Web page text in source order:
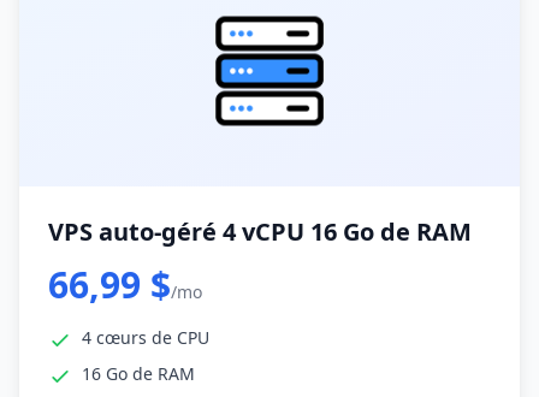
VPS auto-géré 4 vCPU 16 Go de RAM
66,99 $/mo
4 cœurs de CPU
16 Go de RAM